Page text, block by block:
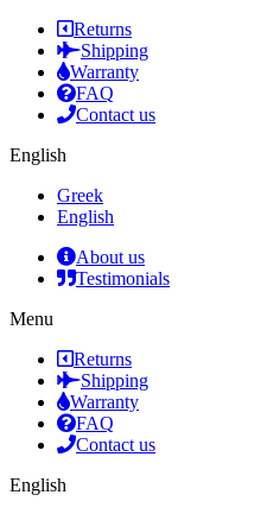
Returns
Shipping
Warranty
FAQ
Contact us
English
Greek
English
About us
Testimonials
Menu
Returns
Shipping
Warranty
FAQ
Contact us
English